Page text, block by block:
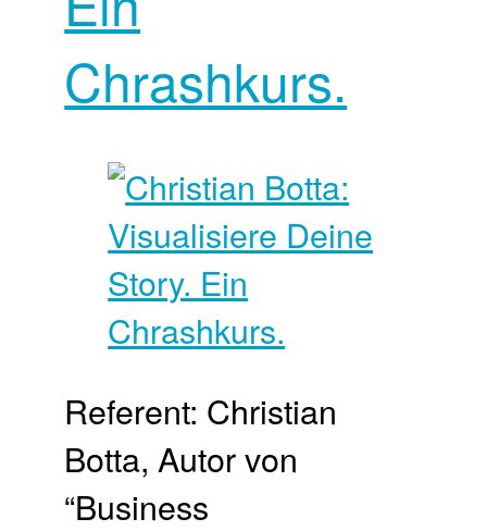
Chrashkurs.
Referent: Christian
Botta, Autor von
“Business